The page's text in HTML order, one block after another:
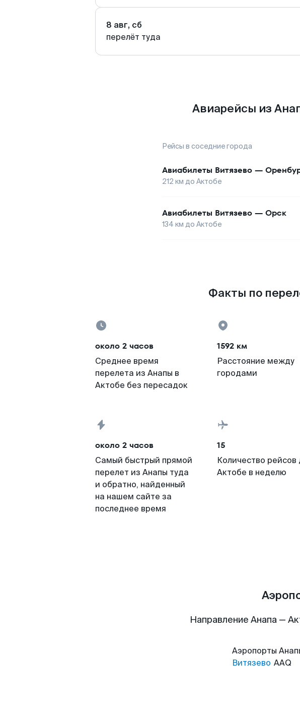
8 авг, сб
перелёт туда
Авиарейсы из
Рейсы в соседние города
Авиабилеты Витязево —
212 км до Актобе
Авиабилеты Витязево — Орск
134 км до Актобе
Факты по
около 2 часов
Среднее время
перелета из Анапы в
Актобе без пересадок
1592 км
Расстояние между
городами
около 2 часов
Самый быстрый прямой
перелет из Анапы туда
и обратно, найденный
на нашем сайте за
последнее время
15
Количество рейсов
Актобе в неделю
Направление Анапа —
Аэропорты
Витязево AAQ